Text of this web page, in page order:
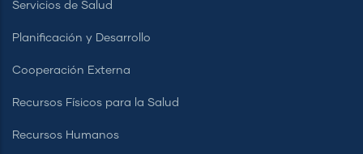
Servicios de Salud
Planificación y Desarrollo
Cooperación Externa
Recursos Físicos para la Salud
Recursos Humanos